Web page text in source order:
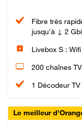
Fibre très
jusqu'à ↓ 2
Livebox S :
200 chaînes
1 Décodeur TV
Le meilleur